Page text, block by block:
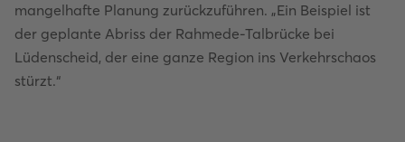
mangelhafte Planung zurückzuführen. „Ein Beispiel ist
der geplante Abriss der Rahmede-Talbrücke bei
Lüdenscheid, der eine ganze Region ins Verkehrschaos
stürzt.“